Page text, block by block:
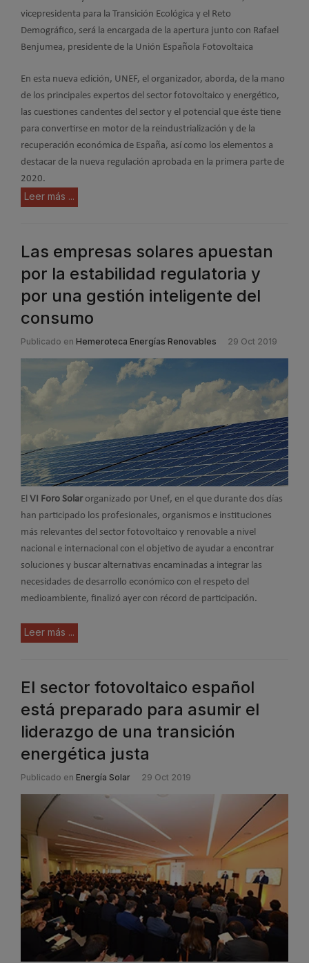
vicepresidenta para la Transición Ecológica y el Reto
Demográfico, será la encargada de la apertura junto con Rafael
Benjumea, presidente de la Unión Española Fotovoltaica
En esta nueva edición, UNEF, el organizador, aborda, de la mano
de los principales expertos del sector fotovoltaico y energético,
las cuestiones candentes del sector y el potencial que éste tiene
para convertirse en motor de la reindustrialización y de la
recuperación económica de España, así como los elementos a
destacar de la nueva regulación aprobada en la primera parte de
2020.
Leer más ...
Las empresas solares apuestan
por la estabilidad regulatoria y
por una gestión inteligente del
consumo
Publicado en Hemeroteca Energías Renovables 29 Oct 2019
El VI Foro Solarorganizado por Unef, en el que durante dos días
han participado los profesionales, organismos e instituciones
más relevantes del sector fotovoltaico y renovable a nivel
nacional e internacional con el objetivo de ayudar a encontrar
soluciones y buscar alternativas encaminadas a integrar las
necesidades de desarrollo económico con el respeto del
medioambiente, finalizó ayer con récord de participación.
Leer más ...
El sector fotovoltaico español
está preparado para asumir el
liderazgo de una transición
energética justa
Publicado en Energía Solar 29 Oct 2019